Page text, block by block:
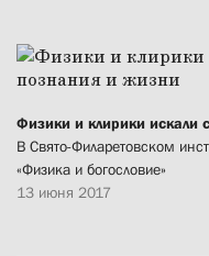
Физики и клирики искали
В Свято-Филаретовском
«Физика и богословие»
13 июня 2017